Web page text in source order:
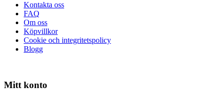
Kontakta oss
FAQ
Om oss
Köpvillkor
Cookie och integritetspolicy
Blogg
Mitt konto